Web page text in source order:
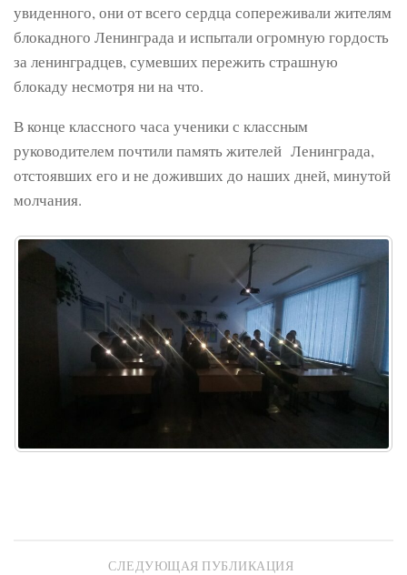
увиденного, они от всего сердца сопереживали жителям
блокадного Ленинграда и испытали огромную гордость
за ленинградцев, сумевших пережить страшную
блокаду несмотря ни на что.
В конце классного часа ученики с классным
руководителем почтили память жителей Ленинграда,
отстоявших его и не доживших до наших дней, минутой
молчания.
СЛЕДУЮЩАЯ ПУБЛИКАЦИЯ